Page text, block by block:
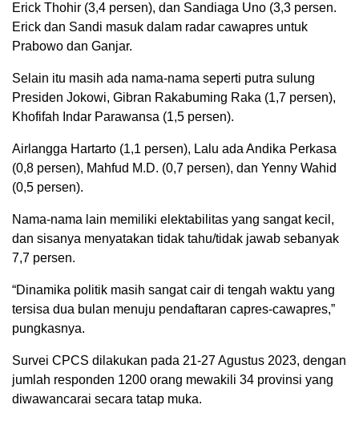
Erick Thohir (3,4 persen), dan Sandiaga Uno (3,3 persen.
Erick dan Sandi masuk dalam radar cawapres untuk
Prabowo dan Ganjar.
Selain itu masih ada nama-nama seperti putra sulung
Presiden Jokowi, Gibran Rakabuming Raka (1,7 persen),
Khofifah Indar Parawansa (1,5 persen).
Airlangga Hartarto (1,1 persen), Lalu ada Andika Perkasa
(0,8 persen), Mahfud M.D. (0,7 persen), dan Yenny Wahid
(0,5 persen).
Nama-nama lain memiliki elektabilitas yang sangat kecil,
dan sisanya menyatakan tidak tahu/tidak jawab sebanyak
7,7 persen.
“Dinamika politik masih sangat cair di tengah waktu yang
tersisa dua bulan menuju pendaftaran capres-cawapres,”
pungkasnya.
Survei CPCS dilakukan pada 21-27 Agustus 2023, dengan
jumlah responden 1200 orang mewakili 34 provinsi yang
diwawancarai secara tatap muka.